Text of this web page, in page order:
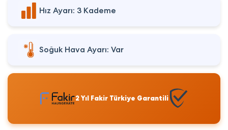
Hız Ayarı: 3 Kademe
Soğuk Hava Ayarı: Var
2 Yıl Fakir Türkiye Garantili